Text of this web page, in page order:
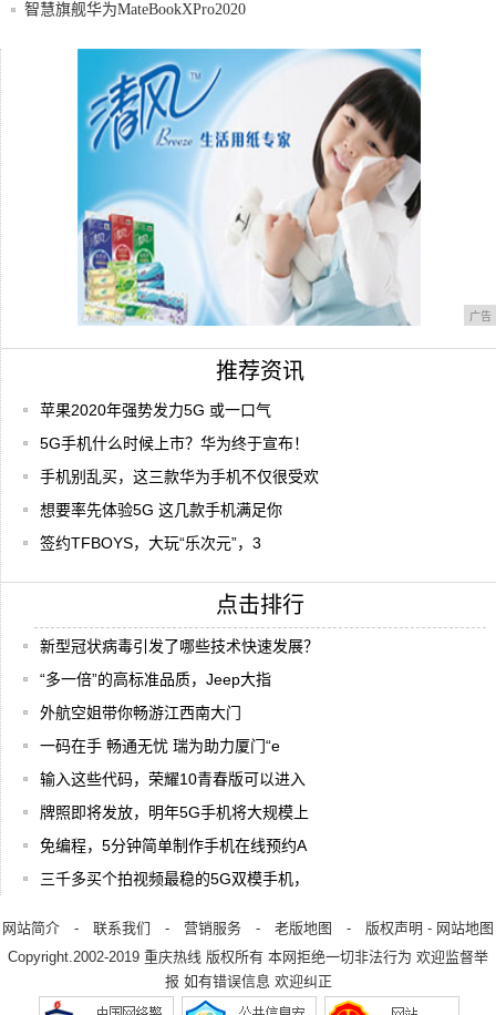
智慧旗舰华为MateBookXPro2020
32吨阿鲁科尔沁小米驰援武汉
广告
推荐资讯
苹果2020年强势发力5G 或一口气
5G手机什么时候上市？华为终于宣布！
手机别乱买，这三款华为手机不仅很受欢
想要率先体验5G 这几款手机满足你
签约TFBOYS，大玩“乐次元”，3
点击排行
新型冠状病毒引发了哪些技术快速发展？
“多一倍”的高标准品质，Jeep大指
外航空姐带你畅游江西南大门
一码在手 畅通无忧 瑞为助力厦门“e
输入这些代码，荣耀10青春版可以进入
牌照即将发放，明年5G手机将大规模上
免编程，5分钟简单制作手机在线预约A
三千多买个拍视频最稳的5G双模手机，
网站简介 - 联系我们 - 营销服务 - 老版地图 - 版权声明 - 网站地图
Copyright.2002-2019 重庆热线 版权所有 本网拒绝一切非法行为 欢迎监督举
报 如有错误信息 欢迎纠正